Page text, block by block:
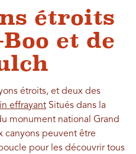
étroits
et de
étroits, et deux des
effrayant Situés dans la
monument national Grand
canyons peuvent être
pour les découvrir tous